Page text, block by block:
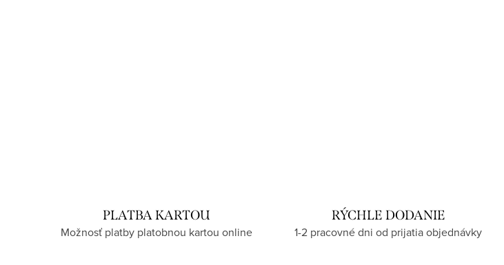
PLATBA KARTOU
Možnosť platby platobnou kartou online
RÝCHLE DODANIE
1-2 pracovné dni od prijatia objednávky